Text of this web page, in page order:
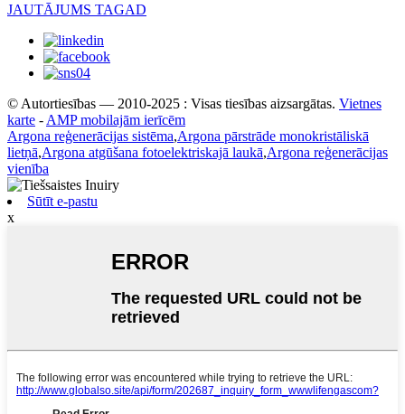
JAUTĀJUMS TAGAD
© Autortiesības — 2010-2025 : Visas tiesības aizsargātas. Vietnes
karte - AMP mobilajām ierīcēm
Argona reģenerācijas sistēma,Argona pārstrāde monokristāliskā
lietņā,Argona atgūšana fotoelektriskajā laukā,Argona reģenerācijas
vienība
Sūtīt e-pastu
x